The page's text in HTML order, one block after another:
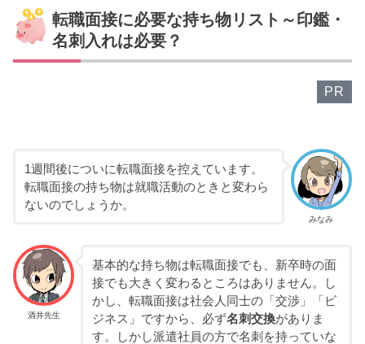
転職面接に必要な持ち物リスト～印鑑・
名刺入れは必要？
PR
みなみ
1週間後についに転職面接を控えています。
転職面接の持ち物は就職活動のときと変わら
ないのでしょうか。
酒井先生
基本的な持ち物は転職面接でも、新卒時の面
接でも大きく変わるところはありません。し
かし、転職面接は社会人同士の「交渉」「ビ
ジネス」ですから、必ず名刺交換がありま
す。しかし派遣社員の方で名刺を持っていな